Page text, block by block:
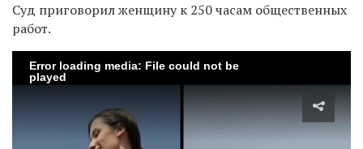
Суд приговорил женщину к 250 часам общественных
работ.
Error loading media: File could not be
played